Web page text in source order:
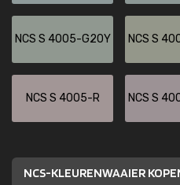
NCS S 4005-G20Y NCS S
NCS S 4005-R NCS S
NCS-KLEURENWAAIER